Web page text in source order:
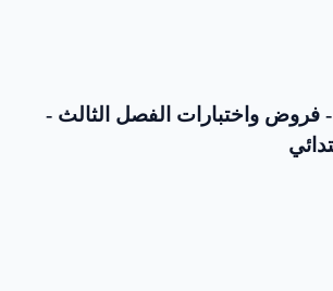
الموضوع رقم 54 - فروض واختبارات الفصل الثالث -